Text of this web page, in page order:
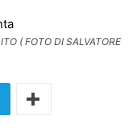
( FOTO DI SALVATORE